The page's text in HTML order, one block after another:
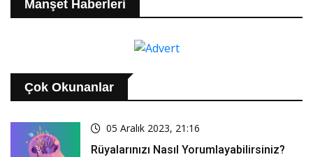
Manşet Haberleri
Çok Okunanlar
05 Aralık 2023, 21:16
Rüyalarınızı Nasıl Yorumlayabilirsiniz?